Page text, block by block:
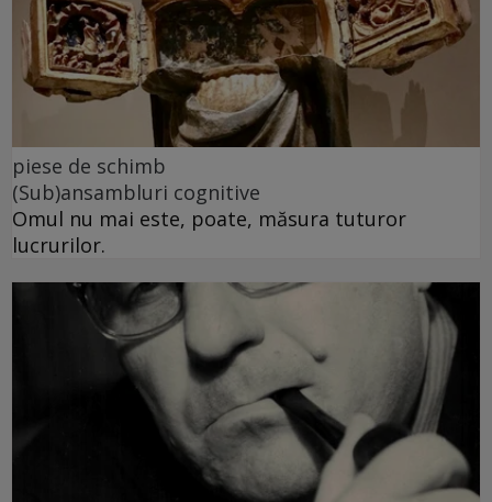
piese de schimb
(Sub)ansambluri cognitive
Omul nu mai este, poate, măsura tuturor
lucrurilor.